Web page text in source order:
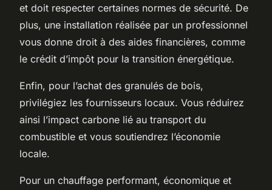
et doit respecter certaines normes de sécurité. De
plus, une installation réalisée par un professionnel
vous donne droit à des aides financières, comme
le crédit d’impôt pour la transition énergétique.
Enfin, pour l’achat des granulés de bois,
privilégiez les fournisseurs locaux. Vous réduirez
ainsi l’impact carbone lié au transport du
combustible et vous soutiendrez l’économie
locale.
Pour un chauffage performant, économique et